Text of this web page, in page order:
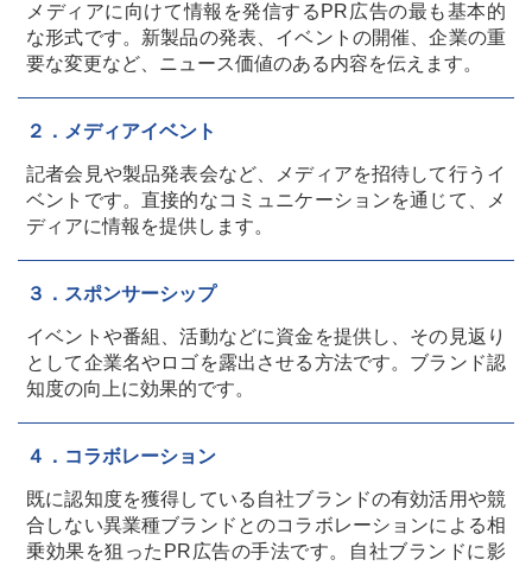
メディアに向けて情報を発信するPR広告の最も基本的
な形式です。新製品の発表、イベントの開催、企業の重
要な変更など、ニュース価値のある内容を伝えます。
２．メディアイベント
記者会見や製品発表会など、メディアを招待して行うイ
ベントです。直接的なコミュニケーションを通じて、メ
ディアに情報を提供します。
３．スポンサーシップ
イベントや番組、活動などに資金を提供し、その見返り
として企業名やロゴを露出させる方法です。ブランド認
知度の向上に効果的です。
４．コラボレーション
既に認知度を獲得している自社ブランドの有効活用や競
合しない異業種ブランドとのコラボレーションによる相
乗効果を狙ったPR広告の手法です。自社ブランドに影